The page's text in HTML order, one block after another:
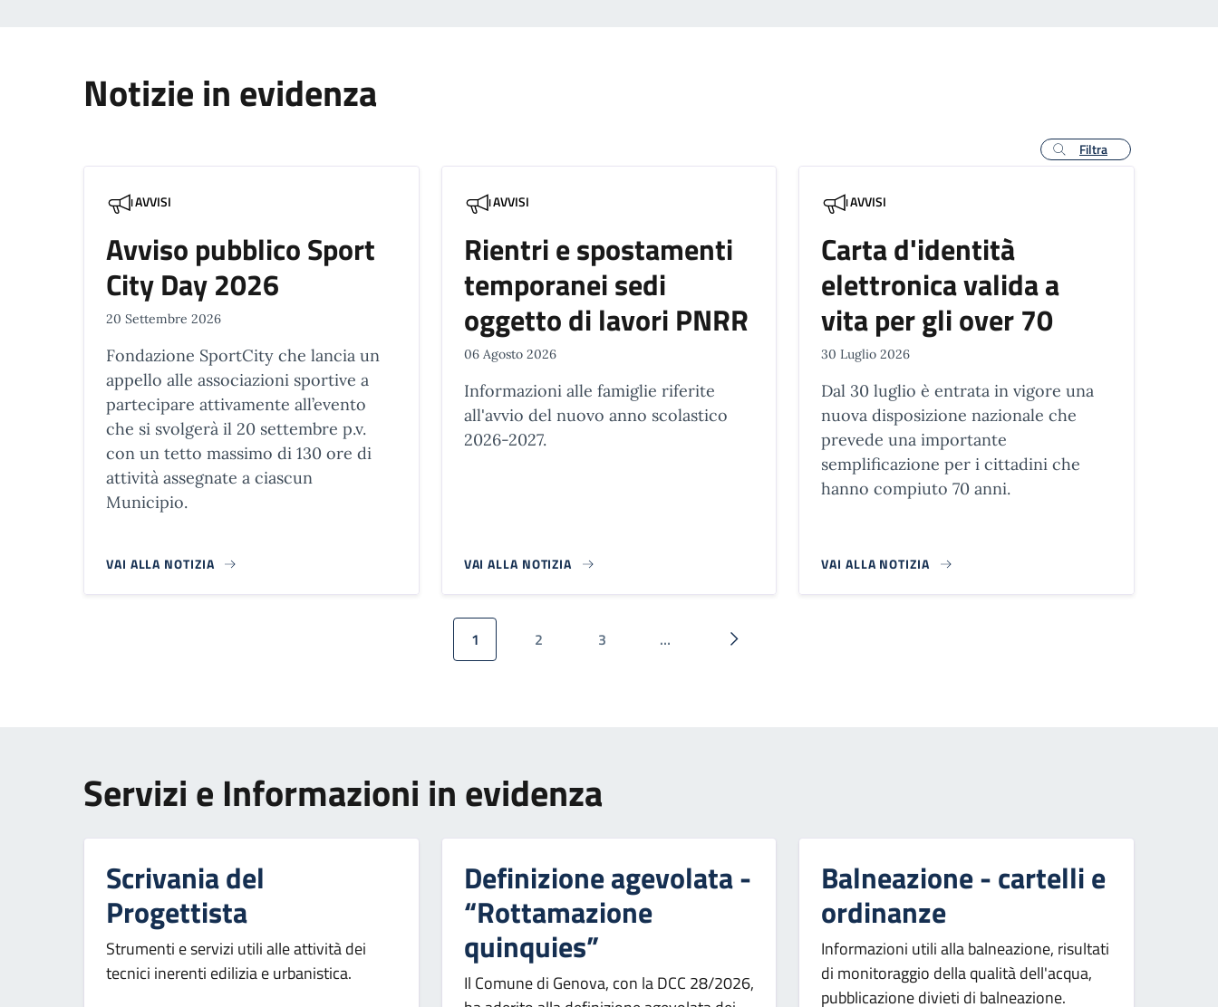
Notizie in evidenza
Filtra
AVVISI
Avviso pubblico Sport
City Day 2026
20 Settembre 2026
Fondazione SportCity che lancia un
appello alle associazioni sportive a
partecipare attivamente all’evento
che si svolgerà il 20 settembre p.v.
con un tetto massimo di 130 ore di
attività assegnate a ciascun
Municipio.
VAI ALLA NOTIZIA
AVVISI
Rientri e spostamenti
temporanei sedi
oggetto di lavori PNRR
06 Agosto 2026
Informazioni alle famiglie riferite
all'avvio del nuovo anno scolastico
2026-2027.
VAI ALLA NOTIZIA
AVVISI
Carta d'identità
elettronica valida a
vita per gli over 70
30 Luglio 2026
Dal 30 luglio è entrata in vigore una
nuova disposizione nazionale che
prevede una importante
semplificazione per i cittadini che
hanno compiuto 70 anni.
VAI ALLA NOTIZIA
Pagina attuale
1 Pagina
2 Pagina
3 … Pagina successiva
Servizi e Informazioni in evidenza
Scrivania del
Progettista
Strumenti e servizi utili alle attività dei
tecnici inerenti edilizia e urbanistica.
Definizione agevolata -
“Rottamazione
quinquies”
Il Comune di Genova, con la DCC 28/2026,
Balneazione - cartelli e
ordinanze
Informazioni utili alla balneazione, risultati
di monitoraggio della qualità dell'acqua,
pubblicazione divieti di balneazione.